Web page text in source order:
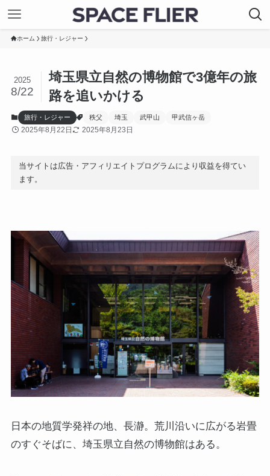
ホーム 旅行・レジャー
埼玉県立自然の博物館で3億年の旅
路を追いかける
2025
8/22
旅行・レジャー 秩父 埼玉 武甲山 甲武信ヶ岳
2025年8月22日 2025年8月23日
当サイトは広告・アフィリエイトプログラムにより収益を得てい
ます。
日本の地質学発祥の地、長瀞。荒川沿いに広がる岩畳
のすぐそばに、埼玉県立自然の博物館はある。